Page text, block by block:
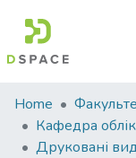
Communities
&
Collections
Home